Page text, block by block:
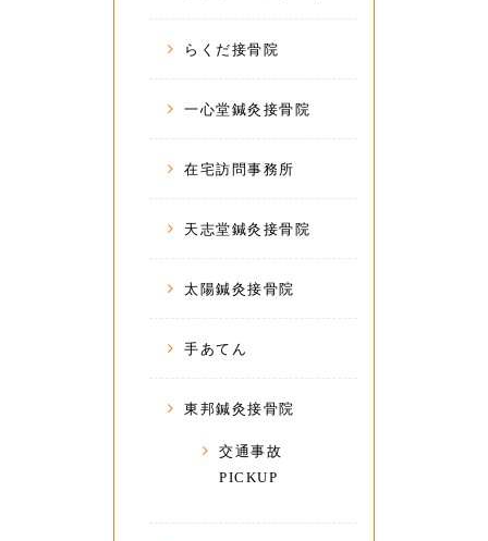
らくだ接骨院
一心堂鍼灸接骨院
在宅訪問事務所
天志堂鍼灸接骨院
太陽鍼灸接骨院
手あてん
東邦鍼灸接骨院
交通事故
PICKUP